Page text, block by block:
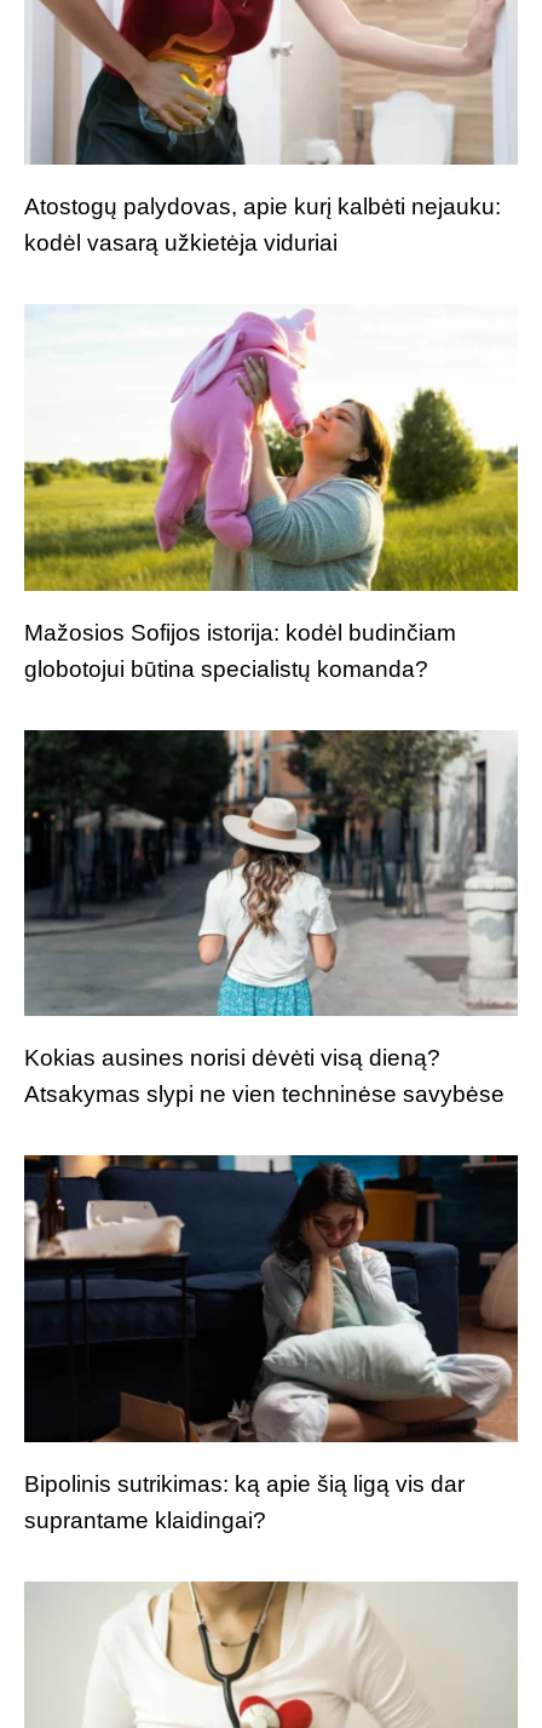
Atostogų palydovas, apie kurį kalbėti nejauku:
kodėl vasarą užkietėja viduriai
Mažosios Sofijos istorija: kodėl budinčiam
globotojui būtina specialistų komanda?
Kokias ausines norisi dėvėti visą dieną?
Atsakymas slypi ne vien techninėse savybėse
Bipolinis sutrikimas: ką apie šią ligą vis dar
suprantame klaidingai?